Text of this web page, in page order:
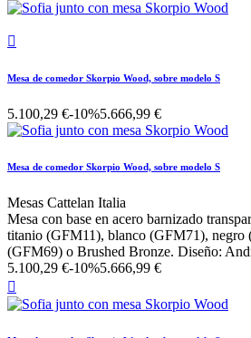

Mesa de comedor Skorpio Wood, sobre modelo S
5.100,29 €-10%5.666,99 €
Mesa de comedor Skorpio Wood, sobre modelo S
Mesas Cattelan Italia
Mesa con base en acero barnizado
titanio (GFM11), blanco (GFM71), negro
(GFM69) o Brushed Bronze. Diseño:
5.100,29 €-10%5.666,99 €
